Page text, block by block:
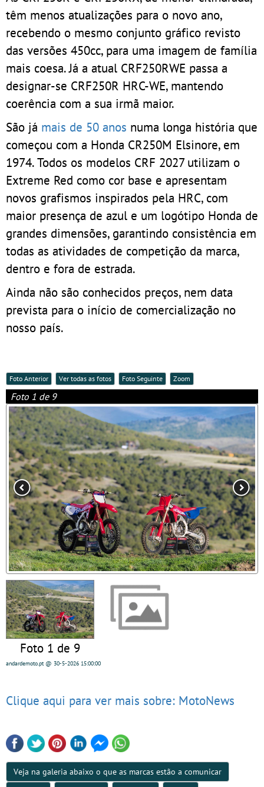
têm menos atualizações para o novo ano,
recebendo o mesmo conjunto gráfico revisto
das versões 450cc, para uma imagem de família
mais coesa. Já a atual CRF250RWE passa a
designar-se CRF250R HRC-WE, mantendo
coerência com a sua irmã maior.
São já mais de 50 anos numa longa história que
começou com a Honda CR250M Elsinore, em
1974. Todos os modelos CRF 2027 utilizam o
Extreme Red como cor base e apresentam
novos grafismos inspirados pela HRC, com
maior presença de azul e um logótipo Honda de
grandes dimensões, garantindo consistência em
todas as atividades de competição da marca,
dentro e fora de estrada.
Ainda não são conhecidos preços, nem data
prevista para o início de comercialização no
nosso país.
Foto Anterior Ver todas as fotos Foto Seguinte Zoom
Foto 1 de 9
Foto 1 de 9
andardemoto.pt@ 30-5-2026 15:00:00
Clique aqui para ver mais sobre: MotoNews
Veja na galeria abaixo o que as marcas estão a comunicar